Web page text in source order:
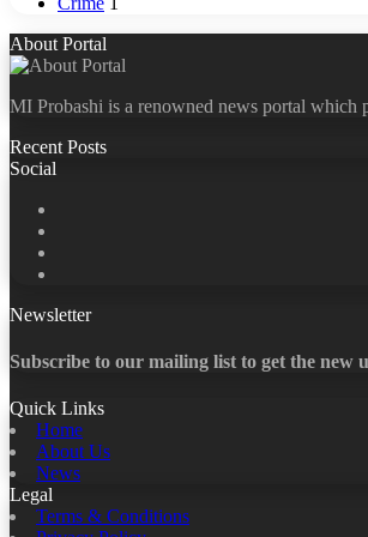
About Portal
MI Probashi is a renowned news portal which
Recent Posts
Social
Newsletter
Subscribe to our mailing list to get the new
Quick Links
Home
About Us
News
Legal
Terms & Conditions